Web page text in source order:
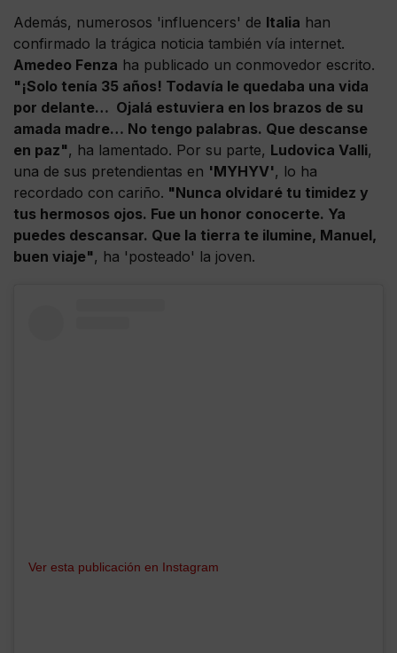
Además, numerosos 'influencers' de Italia han
confirmado la trágica noticia también vía internet.
Amedeo Fenza ha publicado un conmovedor escrito.
"¡Solo tenía 35 años! Todavía le quedaba una vida
por delante… Ojalá estuviera en los brazos de su
amada madre… No tengo palabras. Que descanse
en paz", ha lamentado. Por su parte, Ludovica Valli,
una de sus pretendientas en 'MYHYV', lo ha
recordado con cariño. "Nunca olvidaré tu timidez y
tus hermosos ojos. Fue un honor conocerte. Ya
puedes descansar. Que la tierra te ilumine, Manuel,
buen viaje", ha 'posteado' la joven.
Ver esta publicación en Instagram